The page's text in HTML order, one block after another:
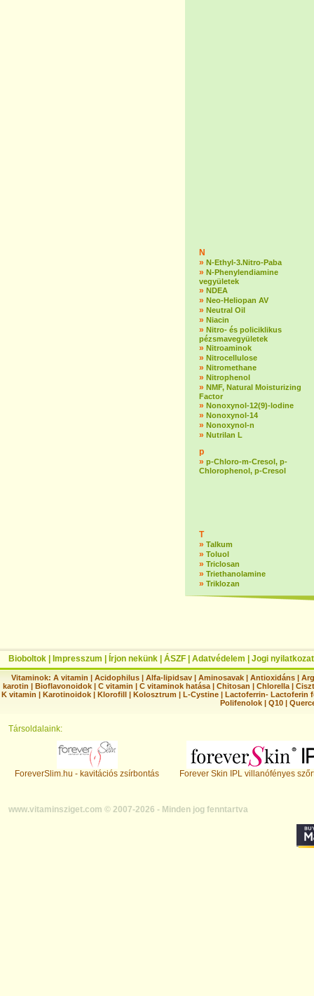
N
» N-Ethyl-3.Nitro-Paba
» N-Phenylendiamine
vegyületek
» NDEA
» Neo-Heliopan AV
» Neutral Oil
» Niacin
» Nitro- és policiklikus
pézsmavegyületek
» Nitroaminok
» Nitrocellulose
» Nitromethane
» Nitrophenol
» NMF, Natural Moisturizing
Factor
» Nonoxynol-12(9)-lodine
» Nonoxynol-14
» Nonoxynol-n
» Nutrilan L
p
» p-Chloro-m-Cresol, p-
Chlorophenol, p-Cresol
T
» Talkum
» Toluol
» Triclosan
» Triethanolamine
» Triklozan
Bioboltok Impresszum Írjon nekünk ÁSZF Adatvédelem Jogi nyilatkozat
Vitaminok: A vitamin |Acidophilus |Alfa-lipidsav |Aminosavak |Antioxidáns |
karotin | Bioflavonoidok | C vitamin | C vitaminok hatása | Chitosan | Chlorella |
K vitamin | Karotinoidok | Klorofill | Kolosztrum | L-Cystine | Lactoferrin- Lactoferin
Polifenolok |Q10 |
Társoldalaink:
ForeverSlim.hu - kavitációs zsírbontás Forever Skin IPL villanófényes
www.vitaminsziget.com © 2007-2026 - Minden jog fenntartva